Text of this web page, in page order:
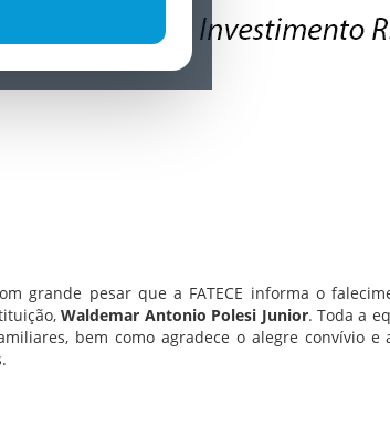
grande pesar que a FATECE informa o
Waldemar Antonio Polesi Junior. Toda a
bem como agradece o alegre convívio